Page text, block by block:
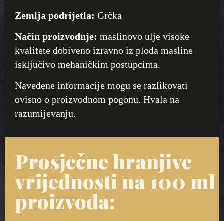
Zemlja podrijetla: Grčka
Način proizvodnje: maslinovo ulje visoke
kvalitete dobiveno izravno iz ploda masline
isključivo mehaničkim postupcima.
Navedene informacije mogu se razlikovati
ovisno o proizvodnom pogonu. Hvala na
razumijevanju.
Prosječne hranjive
vrijednosti na 100 ml
proizvoda: